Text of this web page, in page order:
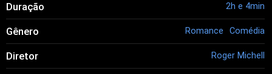
Duração 2h e 4min
Gênero Romance Comédia
Diretor Roger Michell